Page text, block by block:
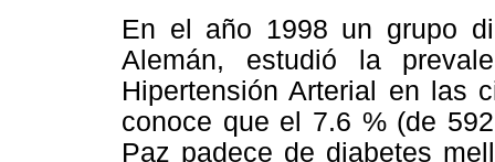
En el año 1998 un grupo
Alemán, estudió la
Hipertensión Arterial en las
conoce que el 7.6 % (de
Paz padece de diabetes